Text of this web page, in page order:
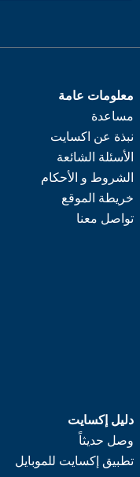
معلومات عامة
مساعدة
نبذة عن اكسايت
الأسئلة الشائعة
الشروط و الأحكام
خريطة الموقع
تواصل معنا
دليل إكسايت
وصل حديثاً
تطبيق إكسايت للموبايل